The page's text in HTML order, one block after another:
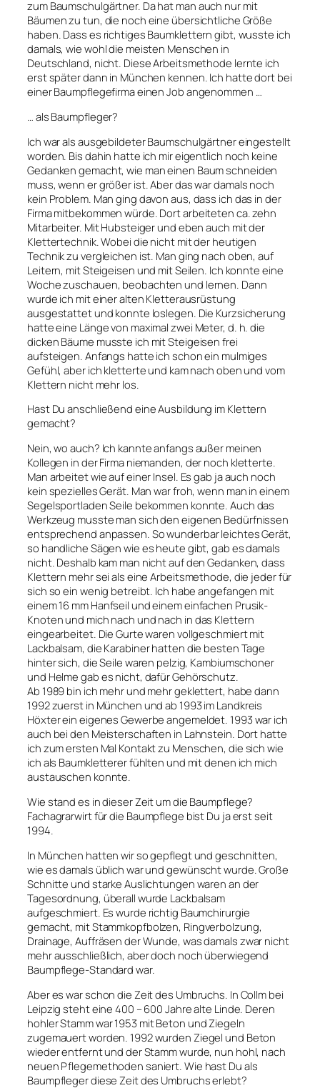
zum Baumschulgärtner. Da hat man auch nur mit
Bäumen zu tun, die noch eine übersichtliche Größe
haben. Dass es richtiges Baumklettern gibt, wusste ich
damals, wie wohl die meisten Menschen in
Deutschland, nicht. Diese Arbeitsmethode lernte ich
erst später dann in München kennen. Ich hatte dort bei
einer Baumpflegefirma einen Job angenommen …
… als Baumpfleger?
Ich war als ausgebildeter Baumschulgärtner eingestellt
worden. Bis dahin hatte ich mir eigentlich noch keine
Gedanken gemacht, wie man einen Baum schneiden
muss, wenn er größer ist. Aber das war damals noch
kein Problem. Man ging davon aus, dass ich das in der
Firma mitbekommen würde. Dort arbeiteten ca. zehn
Mitarbeiter. Mit Hubsteiger und eben auch mit der
Klettertechnik. Wobei die nicht mit der heutigen
Technik zu vergleichen ist. Man ging nach oben, auf
Leitern, mit Steigeisen und mit Seilen. Ich konnte eine
Woche zuschauen, beobachten und lernen. Dann
wurde ich mit einer alten Kletterausrüstung
ausgestattet und konnte loslegen. Die Kurzsicherung
hatte eine Länge von maximal zwei Meter, d. h. die
dicken Bäume musste ich mit Steigeisen frei
aufsteigen. Anfangs hatte ich schon ein mulmiges
Gefühl, aber ich kletterte und kam nach oben und vom
Klettern nicht mehr los.
Hast Du anschließend eine Ausbildung im Klettern
gemacht?
Nein, wo auch? Ich kannte anfangs außer meinen
Kollegen in der Firma niemanden, der noch kletterte.
Man arbeitet wie auf einer Insel. Es gab ja auch noch
kein spezielles Gerät. Man war froh, wenn man in einem
Segelsportladen Seile bekommen konnte. Auch das
Werkzeug musste man sich den eigenen Bedürfnissen
entsprechend anpassen. So wunderbar leichtes Gerät,
so handliche Sägen wie es heute gibt, gab es damals
nicht. Deshalb kam man nicht auf den Gedanken, dass
Klettern mehr sei als eine Arbeitsmethode, die jeder für
sich so ein wenig betreibt. Ich habe angefangen mit
einem 16 mm Hanfseil und einem einfachen Prusik-
Knoten und mich nach und nach in das Klettern
eingearbeitet. Die Gurte waren vollgeschmiert mit
Lackbalsam, die Karabiner hatten die besten Tage
hinter sich, die Seile waren pelzig, Kambiumschoner
und Helme gab es nicht, dafür Gehörschutz.
Ab 1989 bin ich mehr und mehr geklettert, habe dann
1992 zuerst in München und ab 1993 im Landkreis
Höxter ein eigenes Gewerbe angemeldet. 1993 war ich
auch bei den Meisterschaften in Lahnstein. Dort hatte
ich zum ersten Mal Kontakt zu Menschen, die sich wie
ich als Baumkletterer fühlten und mit denen ich mich
austauschen konnte.
Wie stand es in dieser Zeit um die Baumpflege?
Fachagrarwirt für die Baumpflege bist Du ja erst seit
1994.
In München hatten wir so gepflegt und geschnitten,
wie es damals üblich war und gewünscht wurde. Große
Schnitte und starke Auslichtungen waren an der
Tagesordnung, überall wurde Lackbalsam
aufgeschmiert. Es wurde richtig Baumchirurgie
gemacht, mit Stammkopfbolzen, Ringverbolzung,
Drainage, Auffräsen der Wunde, was damals zwar nicht
mehr ausschließlich, aber doch noch überwiegend
Baumpflege-Standard war.
Aber es war schon die Zeit des Umbruchs. In Collm bei
Leipzig steht eine 400 – 600 Jahre alte Linde. Deren
hohler Stamm war 1953 mit Beton und Ziegeln
zugemauert worden. 1992 wurden Ziegel und Beton
wieder entfernt und der Stamm wurde, nun hohl, nach
neuen Pflegemethoden saniert. Wie hast Du als
Baumpfleger diese Zeit des Umbruchs erlebt?